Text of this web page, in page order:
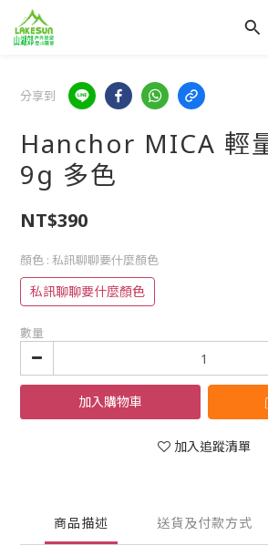
分享到
Hanchor MICA 輕
9g 多色
NT$390
顏色 : 私訊聊聊要什麼顏色
私訊聊聊要什麼顏色
數量
加入購物車
加入追蹤清單
商品描述 送貨及付款方式